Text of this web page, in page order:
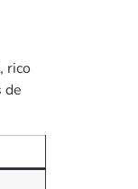
rico
de